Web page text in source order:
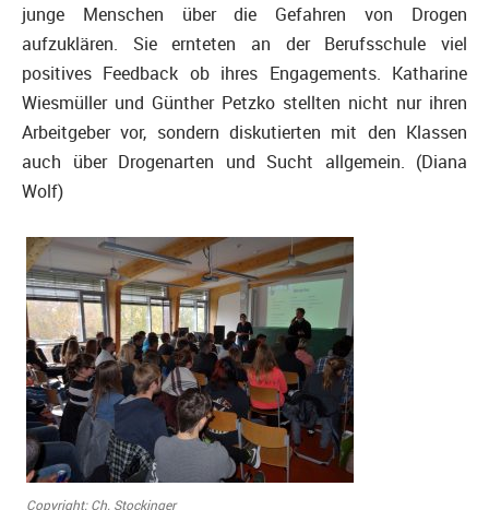
junge Menschen über die Gefahren von Drogen
aufzuklären. Sie ernteten an der Berufsschule viel
positives Feedback ob ihres Engagements. Katharine
Wiesmüller und Günther Petzko stellten nicht nur ihren
Arbeitgeber vor, sondern diskutierten mit den Klassen
auch über Drogenarten und Sucht allgemein. (Diana
Wolf)
Copyright: Ch. Stockinger